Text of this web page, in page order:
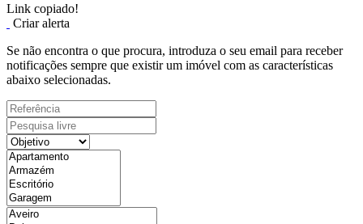
Link copiado!
Criar alerta
Se não encontra o que procura, introduza o seu email para receber
notificações sempre que existir um imóvel com as características
abaixo selecionadas.